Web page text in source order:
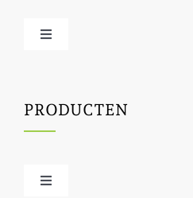
Toggle
Houtbewerking
Houtinfo
PRODUCTEN
Toggle